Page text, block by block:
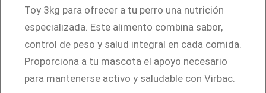
Toy 3kg para ofrecer a tu perro una nutrición
especializada. Este alimento combina sabor,
control de peso y salud integral en cada comida.
Proporciona a tu mascota el apoyo necesario
para mantenerse activo y saludable con Virbac.